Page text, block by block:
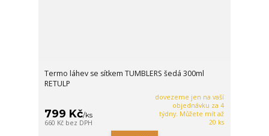
Termo láhev se sítkem TUMBLERS šedá 300ml
RETULP
799 Kč/ks
660 Kč bez DPH
dovezeme jen na vaší
objednávku za 4
týdny. Můžete mít až
20 ks